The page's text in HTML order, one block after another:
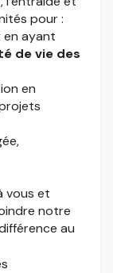
pour :
ayant
de vie des
en
vous et
notre
au